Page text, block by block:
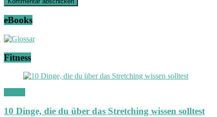
eBooks
Fitness
10 Dinge, die du über das Stretching wissen solltest